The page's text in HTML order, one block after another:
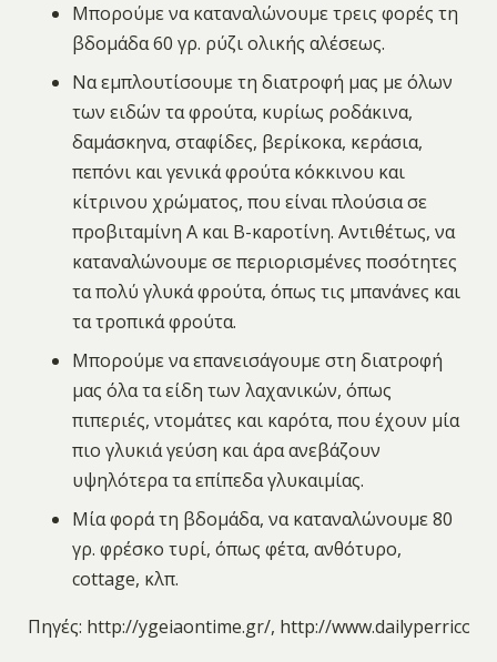
Μπορούμε να καταναλώνουμε τρεις φορές τη
βδομάδα 60 γρ. ρύζι ολικής αλέσεως.
Να εμπλουτίσουμε τη διατροφή μας με όλων
των ειδών τα φρούτα, κυρίως ροδάκινα,
δαμάσκηνα, σταφίδες, βερίκοκα, κεράσια,
πεπόνι και γενικά φρούτα κόκκινου και
κίτρινου χρώματος, που είναι πλούσια σε
προβιταμίνη Α και Β-καροτίνη. Αντιθέτως, να
καταναλώνουμε σε περιορισμένες ποσότητες
τα πολύ γλυκά φρούτα, όπως τις μπανάνες και
τα τροπικά φρούτα.
Μπορούμε να επανεισάγουμε στη διατροφή
μας όλα τα είδη των λαχανικών, όπως
πιπεριές, ντομάτες και καρότα, που έχουν μία
πιο γλυκιά γεύση και άρα ανεβάζουν
υψηλότερα τα επίπεδα γλυκαιμίας.
Μία φορά τη βδομάδα, να καταναλώνουμε 80
γρ. φρέσκο τυρί, όπως φέτα, ανθότυρο,
cottage, κλπ.
Πηγές: http://ygeiaontime.gr/, http://